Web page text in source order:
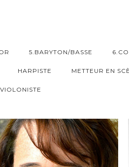
5.BARYTON/BASSE
HARPISTE METTEUR EN
VIOLONISTE